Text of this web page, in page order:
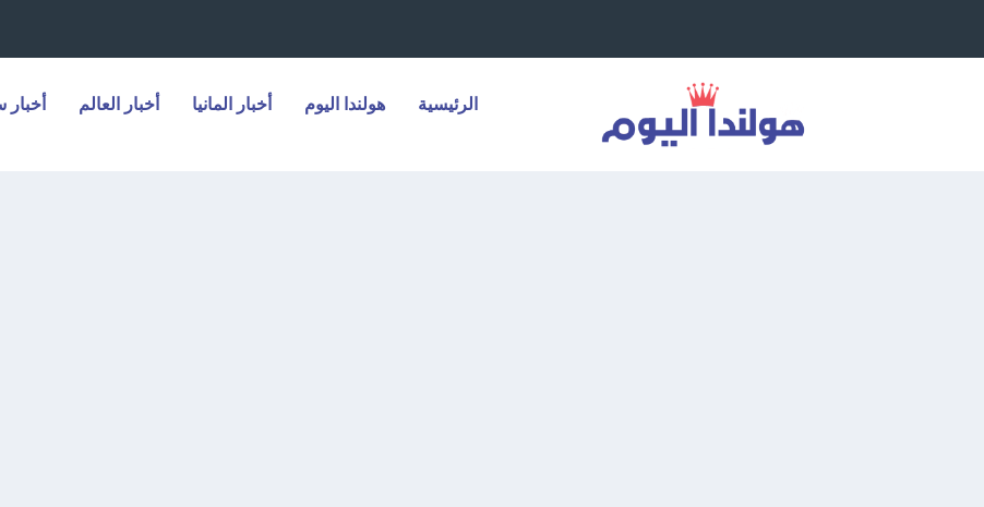
الرئيسية هولندا اليوم أخبار المانيا أخبار العالم أخبار